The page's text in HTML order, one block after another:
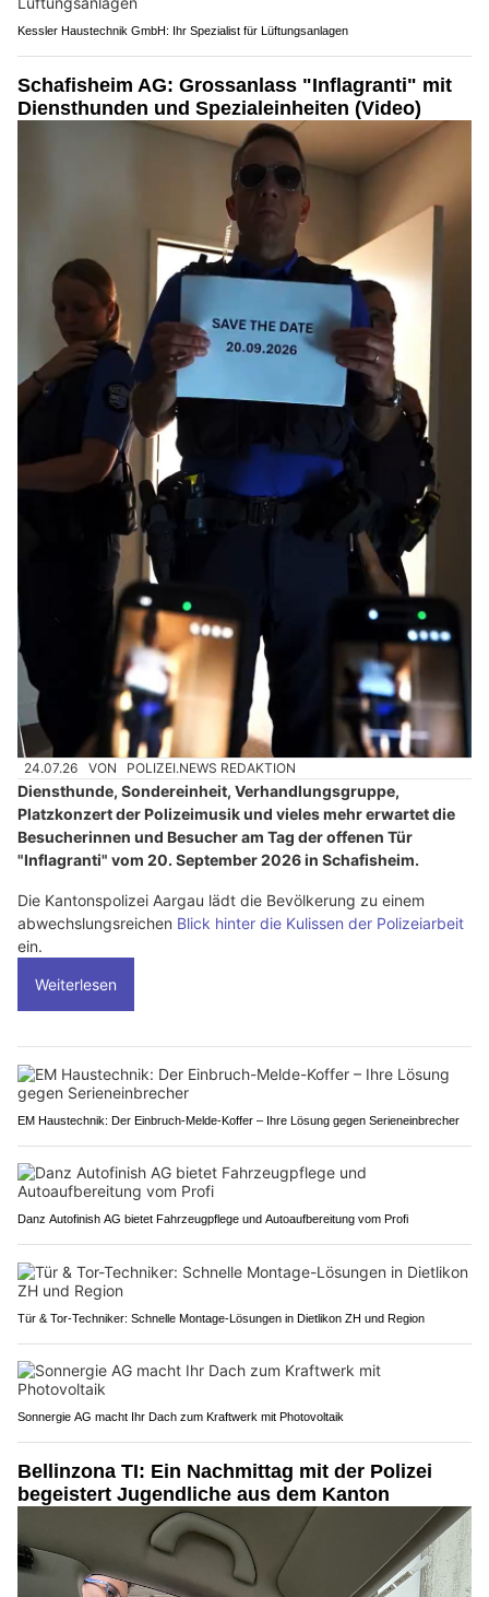
Kessler Haustechnik GmbH: Ihr Spezialist für Lüftungsanlagen
Schafisheim AG: Grossanlass "Inflagranti" mit
Diensthunden und Spezialeinheiten (Video)
24.07.26 VON POLIZEI.NEWS REDAKTION
Diensthunde, Sondereinheit, Verhandlungsgruppe,
Platzkonzert der Polizeimusik und vieles mehr erwartet die
Besucherinnen und Besucher am Tag der offenen Tür
"Inflagranti" vom 20. September 2026 in Schafisheim.
Die Kantonspolizei Aargau lädt die Bevölkerung zu einem
abwechslungsreichen Blick hinter die Kulissen der Polizeiarbeit
ein.
Weiterlesen
EM Haustechnik: Der Einbruch-Melde-Koffer – Ihre Lösung gegen Serieneinbrecher
Danz Autofinish AG bietet Fahrzeugpflege und Autoaufbereitung vom Profi
Tür & Tor-Techniker: Schnelle Montage-Lösungen in Dietlikon ZH und Region
Sonnergie AG macht Ihr Dach zum Kraftwerk mit Photovoltaik
Bellinzona TI: Ein Nachmittag mit der Polizei
begeistert Jugendliche aus dem Kanton